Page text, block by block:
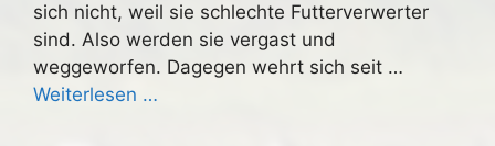
sich nicht, weil sie schlechte Futterverwerter
sind. Also werden sie vergast und
weggeworfen. Dagegen wehrt sich seit …
Weiterlesen …